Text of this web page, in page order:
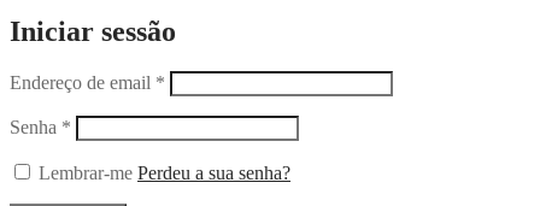
Iniciar sessão
Endereço de email *
Senha *
Lembrar-me Perdeu a sua senha?